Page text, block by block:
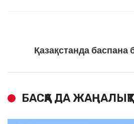
Қазақстанда баспана
БАСҚА ДА